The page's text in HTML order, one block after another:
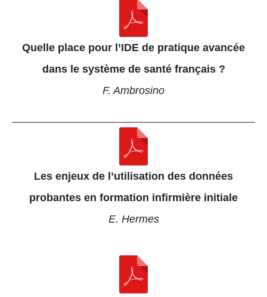
Quelle place pour l’IDE de pratique avancée
dans le système de santé français ?
F. Ambrosino
Les enjeux de l’utilisation des données
probantes en formation infirmière initiale
E. Hermes